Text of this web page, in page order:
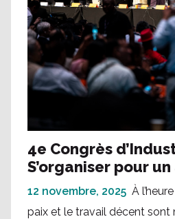
4e Congrès
S’organiser pour
12 novembre, 2025 À
paix et le travail décent sont